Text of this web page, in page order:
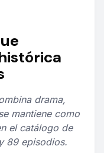
drama,
mantiene como
el catálogo de
89 episodios.